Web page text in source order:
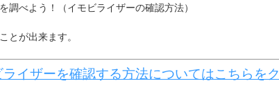
調べよう！（イモビライザーの確認方法）
とが出来ます。
イザーを確認する方法についてはこちらをク